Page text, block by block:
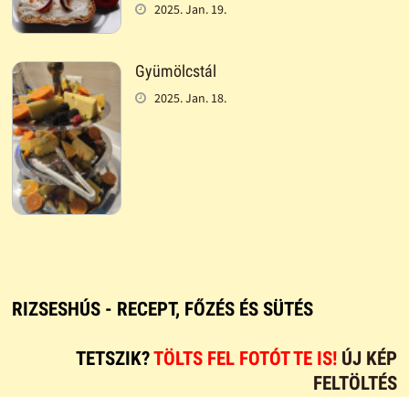
2025. Jan. 19.
Gyümölcstál
2025. Jan. 18.
RIZSESHÚS - RECEPT, FŐZÉS ÉS SÜTÉS
TETSZIK?TÖLTS FEL FOTÓT TE IS! ÚJ KÉP
FELTÖLTÉS